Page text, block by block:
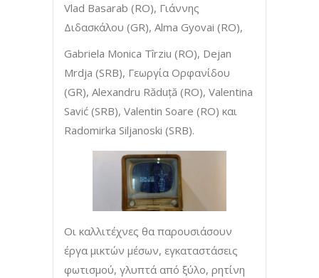
Vlad Basarab (RO), Γιάννης
Διδασκάλου (GR), Alma Gyovai (RO),
Gabriela Monica Tîrziu (RO), Dejan
Mrdja (SRB), Γεωργία Ορφανίδου
(GR), Αlexandru Răduță (RO), Valentina
Savić (SRB), Valentin Soare (RO) και
Radomirka Siljanoski (SRB).
Οι καλλιτέχνες θα παρουσιάσουν
έργα μικτών μέσων, εγκαταστάσεις
φωτισμού, γλυπτά από ξύλο, ρητίνη